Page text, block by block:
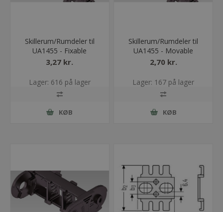
Skillerum/Rumdeler til
UA1455 - Fixable
3,27 kr.
Lager: 616 på lager
KØB
Skillerum/Rumdeler til
UA1455 - Movable
2,70 kr.
Lager: 167 på lager
KØB